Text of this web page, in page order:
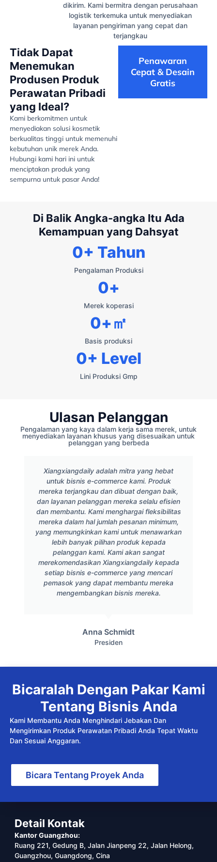
dikirim. Kami bermitra dengan perusahaan
logistik terkemuka untuk menyediakan
layanan pengiriman yang cepat dan
terjangkau
Tidak Dapat
Menemukan
Produsen Produk
Perawatan Pribadi
yang Ideal?
Kami berkomitmen untuk
menyediakan solusi kosmetik
berkualitas tinggi untuk memenuhi
kebutuhan unik merek Anda.
Hubungi kami hari ini untuk
menciptakan produk yang
sempurna untuk pasar Anda!
Penawaran
Cepat & Desain
Gratis
Di Balik Angka-angka Itu Ada
Kemampuan yang Dahsyat
Pengalaman Produksi
0+ Tahun
Merek koperasi
0+
Basis produksi
0+㎡
Lini Produksi Gmp
0+ Level
Ulasan Pelanggan
Pengalaman yang kaya dalam kerja sama merek, untuk
menyediakan layanan khusus yang disesuaikan untuk
pelanggan yang berbeda
Xiangxiangdaily adalah mitra yang hebat
untuk bisnis e-commerce kami. Produk
mereka terjangkau dan dibuat dengan baik,
dan layanan pelanggan mereka selalu efisien
dan membantu. Kami menghargai fleksibilitas
mereka dalam hal jumlah pesanan minimum,
yang memungkinkan kami untuk menawarkan
lebih banyak pilihan produk kepada
pelanggan kami. Kami akan sangat
merekomendasikan Xiangxiangdaily kepada
setiap bisnis e-commerce yang mencari
pemasok yang dapat membantu mereka
mengembangkan bisnis mereka.
Anna Schmidt
Presiden
Bicaralah Dengan Pakar Kami
Tentang Bisnis Anda
Kami Membantu Anda Menghindari Jebakan Dan
Mengirimkan Produk Perawatan Pribadi Anda Tepat Waktu
Dan Sesuai Anggaran.
Bicara Tentang Proyek Anda
Detail Kontak
Kantor Guangzhou:
Ruang 221, Gedung B, Jalan Jianpeng 22, Jalan Helong,
Guangzhou, Guangdong, Cina